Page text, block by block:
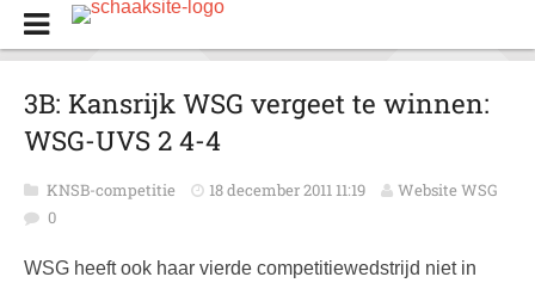
3B: Kansrijk WSG vergeet te winnen:
WSG-UVS 2 4-4
KNSB-competitie 18 december 2011 11:19
Website WSG
0
WSG heeft ook haar vierde competitiewedstrijd niet in